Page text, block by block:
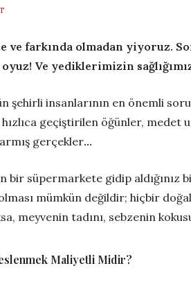
ve farkında olmadan yiyoruz.
oyuz! Ve yediklerimizin
şehirli insanlarının en önemli
geçiştirilen öğünler, medet
gerçekler…
bir süpermarkete gidip aldığınız
mümkün değildir; hiçbir
meyvenin tadını, sebzenin
Maliyetli Midir?